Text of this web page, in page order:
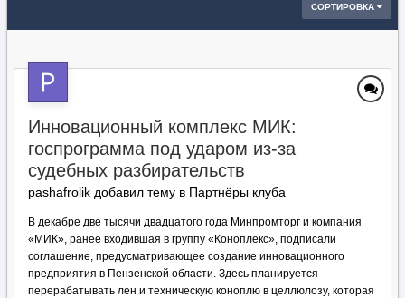
СОРТИРОВКА
Инновационный комплекс МИК:
госпрограмма под ударом из-за
судебных разбирательств
pashafrolik добавил тему в Партнёры клуба
В декабре две тысячи двадцатого года Минпромторг и компания
«МИК», ранее входившая в группу «Коноплекс», подписали
соглашение, предусматривающее создание инновационного
предприятия в Пензенской области. Здесь планируется
перерабатывать лен и техническую коноплю в целлюлозу, которая